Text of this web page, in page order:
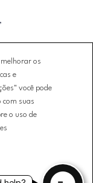
os
e
você pode
com suas
o uso de